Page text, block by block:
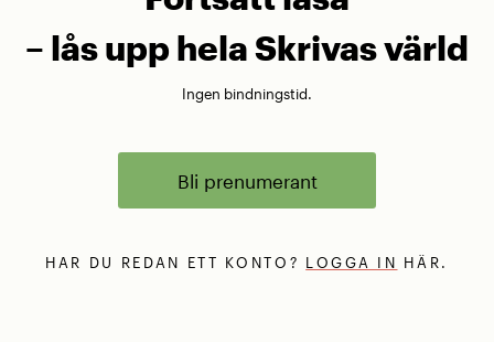
– lås upp hela Skrivas värld
Ingen bindningstid.
Bli prenumerant
HAR DU REDAN ETT KONTO? LOGGA IN HÄR.